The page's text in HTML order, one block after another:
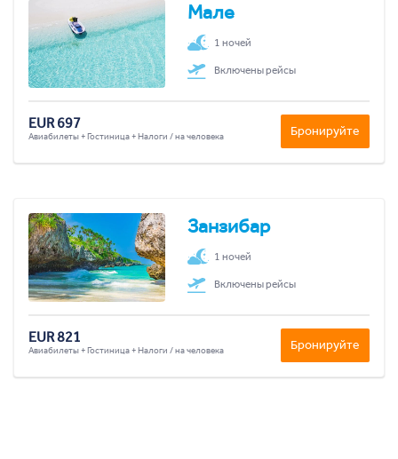
Мале
1 ночей
Включены рейсы
EUR 697
Авиабилеты + Гостиница + Налоги / на человека Бронируйте
Занзибар
1 ночей
Включены рейсы
EUR 821
Авиабилеты + Гостиница + Налоги / на человека Бронируйте